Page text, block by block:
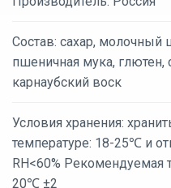
Состав: сахар, молочный
пшеничная мука, глютен,
карнаубский воск
Условия хранения:
температуре: 18-25℃ и
RH<60% Рекомендуемая
20℃ ±2